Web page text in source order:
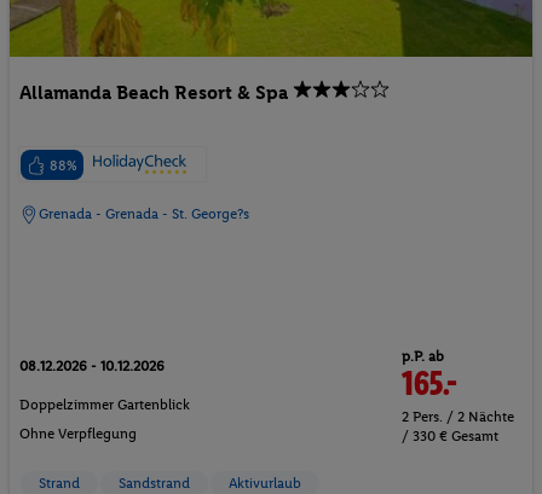
Allamanda Beach Resort & Spa
88%
Grenada - Grenada - St. George?s
08.12.2026 - 10.12.2026
Doppelzimmer Gartenblick
Ohne Verpflegung
p.P. ab
165.-
2 Pers. / 2 Nächte
/ 330 € Gesamt
Strand Sandstrand Aktivurlaub